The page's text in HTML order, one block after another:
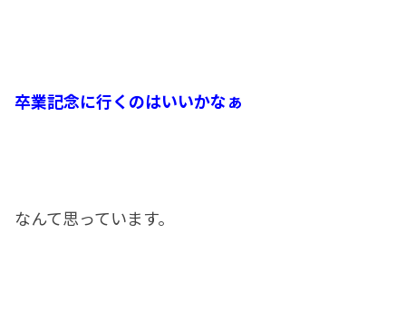
卒業記念に行くのはいいかなぁ
なんて思っています。